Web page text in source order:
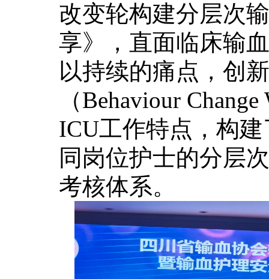
改变轮构建分层次
享》，直面临床输
以持续的痛点，创
（Behaviour
ICU工作特点，构
同岗位护士的分层
考核体系。